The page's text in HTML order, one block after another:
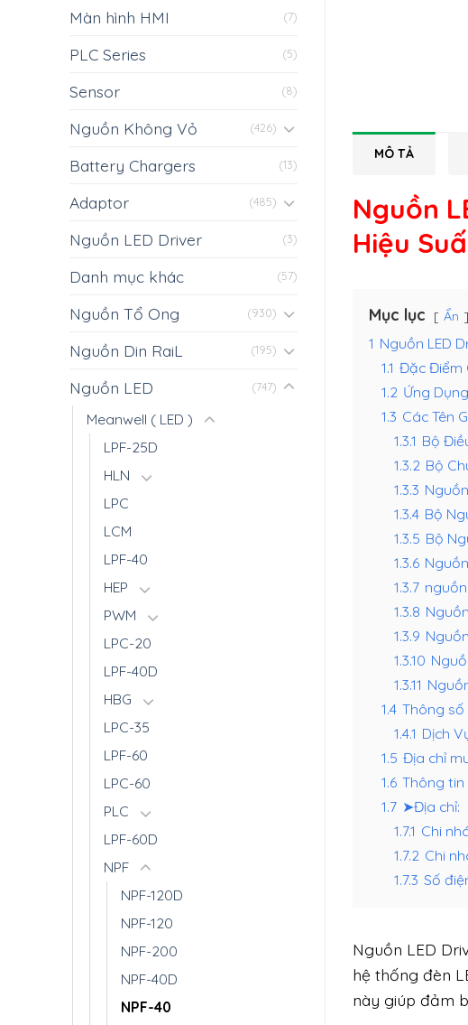
Màn hình HMI (7)
PLC Series (5)
Sensor (8)
Nguồn Không Vỏ (426)
Battery Chargers (13)
Adaptor (485)
Nguồn LED Driver (3)
Danh mục khác (57)
Nguồn Tổ Ong (930)
Nguồn Din RaiL (195)
Nguồn LED (747)
Meanwell ( LED )
LPF-25D
HLN
LPC
LCM
LPF-40
HEP
PWM
LPC-20
LPF-40D
HBG
LPC-35
LPF-60
LPC-60
PLC
LPF-60D
NPF
NPF-120D
NPF-120
NPF-200
NPF-40D
NPF-40
MÔ TẢ
Nguồn
Hiệu
Mục lục Ẩn
1 Nguồn LED
1.1 Đặc Điểm
1.2 Ứng
1.3 Các Tên
1.3.1 Bộ
1.3.2 Bộ
1.3.3
1.3.4 Bộ
1.3.5 Bộ
1.3.6
1.3.7
1.3.8
1.3.9
1.3.10
1.3.11
1.4 Thông
1.4.1 Dịch
1.5 Địa chỉ
1.6 Thông tin
1.7 ➤Địa chỉ:
1.7.1 Chi
1.7.2 Chi
1.7.3 Số
Nguồn LED
hệ thống đèn
này giúp đảm